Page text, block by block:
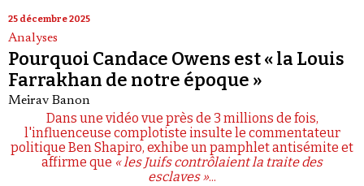
25 décembre 2025
Analyses
Pourquoi Candace Owens est « la Louis
Farrakhan de notre époque »
Meirav Banon
Dans une vidéo vue près de 3 millions de fois,
l'influenceuse complotiste insulte le commentateur
politique Ben Shapiro, exhibe un pamphlet antisémite et
affirme que « les Juifs contrôlaient la traite des
esclaves »...